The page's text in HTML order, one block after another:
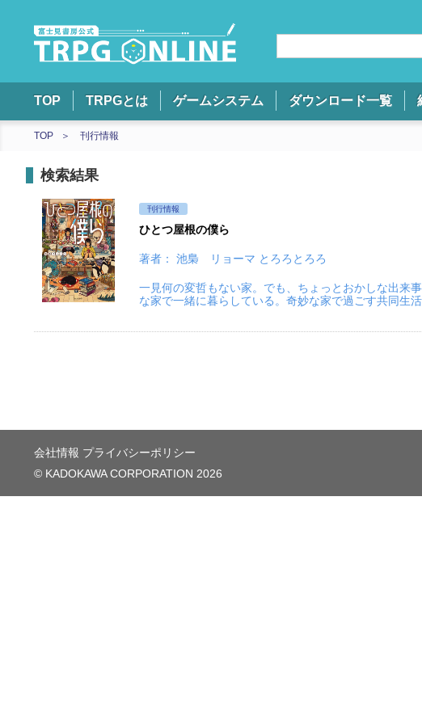
TOP TRPGとは ゲームシステム ダウンロード一覧
TOP 刊行情報
検索結果
刊行情報
ひとつ屋根の僕ら
著者： 池梟 リョーマ とろろとろろ
一見何の変哲もない家。でも、ちょっとおかしな出
な家で一緒に暮らしている。奇妙な家で過ごす共同生
会社情報 プライバシーポリシー
© KADOKAWA CORPORATION 2026